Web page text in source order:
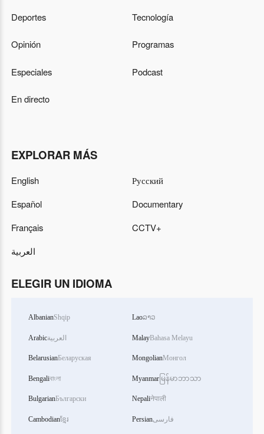
Deportes Tecnología
Opinión Programas
Especiales Podcast
En directo
EXPLORAR MÁS
English
Español
Français
العربية
Русский
Documentary
CCTV+
ELEGIR UN IDIOMA
AlbanianShqip
Arabicالعربية
BelarusianБеларуская
Bengaliবাংলা
BulgarianБългарски
Cambodianខ្មែរ
Laoລາວ
MalayBahasa Melayu
MongolianМонгол
Myanmar မြန်မာဘာသာ
Nepaliनेपाली
Persianفارسی